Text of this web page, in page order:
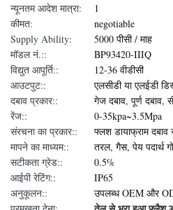
न्यूनतम आदेश मात्रा:
1
कीमत:
negotiable
Supply Ability:
5000 पीसी / माह
मॉडल नं.::
BP93420-IIIQ
विद्युत आपूर्ति::
12-36 वीडीसी
आउटपुट::
एलसीडी या एलईडी
दबाव प्रकार::
गेज दबाव, पूर्ण दबाव,
रेंज::
0-35kpa~3.5Mpa
संरचना का प्रकार::
फ्लश डायाफ्राम
मापने का माध्यम::
तरल, गैस, पेय पदार्थ
सटीकता ग्रेड::
0.5%
आईपी रेटिंग::
IP65
अनुकूलन::
उपलब्ध OEM और